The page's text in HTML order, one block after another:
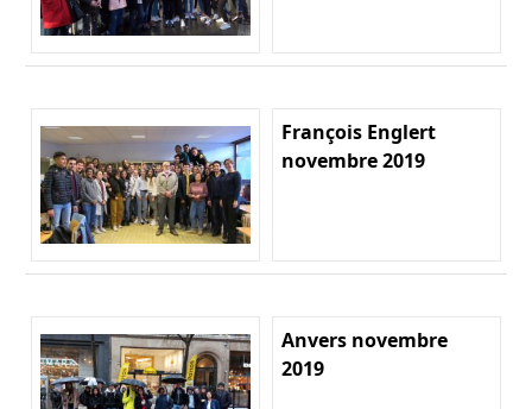
François Englert
novembre 2019
Anvers novembre
2019